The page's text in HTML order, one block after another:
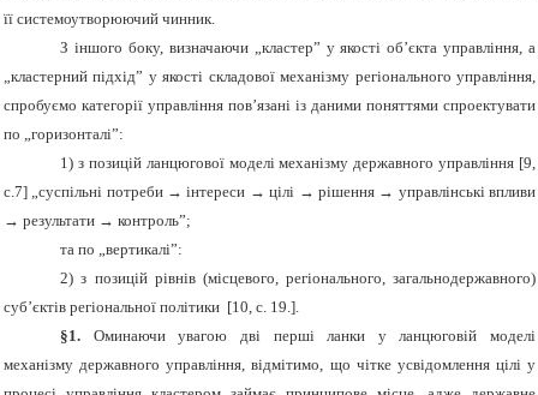
її системоутворюючий чинник.
З іншого боку, визначаючи „кластер” у якості об’єкта управління, а
„кластерний підхід” у якості складової механізму регіонального управління,
спробуємо категорії управління пов’язані із даними поняттями спроектувати
по „горизонталі”:
1) з позицій ланцюгової моделі механізму державного управління [9,
с.7] „суспільні потреби → інтереси → цілі → рішення → управлінські впливи
→ результати → контроль”;
та по „вертикалі”:
2) з позицій рівнів (місцевого, регіонального, загальнодержавного)
суб’єктів регіональної політики [10, c. 19.].
§1. Оминаючи увагою дві перші ланки у ланцюговій моделі
механізму державного управління, відмітимо, що чітке усвідомлення цілі у